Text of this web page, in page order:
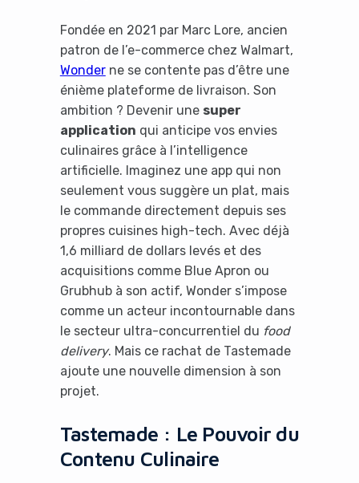
Fondée en 2021 par Marc Lore, ancien
patron de l’e-commerce chez Walmart,
Wonderne se contente pas d’être une
énième plateforme de livraison. Son
ambition ? Devenir une super
application qui anticipe vos envies
culinaires grâce à l’intelligence
artificielle. Imaginez une app qui non
seulement vous suggère un plat, mais
le commande directement depuis ses
propres cuisines high-tech. Avec déjà
1,6 milliard de dollars levés et des
acquisitions comme Blue Apron ou
Grubhub à son actif, Wonder s’impose
comme un acteur incontournable dans
le secteur ultra-concurrentiel du food
delivery. Mais ce rachat de Tastemade
ajoute une nouvelle dimension à son
projet.
Tastemade : Le Pouvoir du
Contenu Culinaire